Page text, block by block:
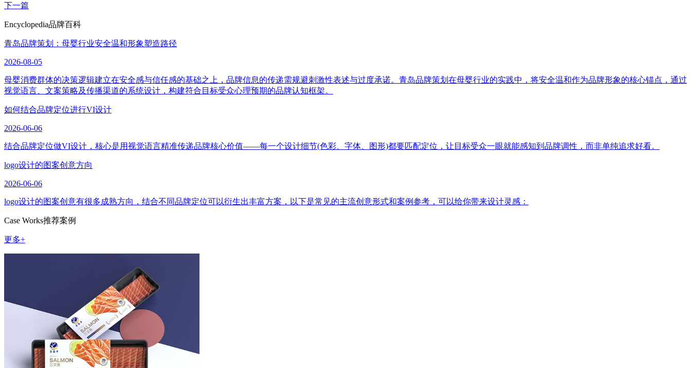
下一篇
Encyclopedia品牌百科
青岛品牌策划：母婴行业安全温和形象塑造路径
2026-08-05
母婴消费群体的决策逻辑建立在安全感与信任感的基础之上，品牌信息的传递需规避刺激性表述与过度承诺。青岛品牌策划在母婴行业的实践中，将安全温和作为品牌形象的核心锚点，通过
视觉语言、文案策略及传播渠道的系统设计，构建符合目标受众心理预期的品牌认知框架。
如何结合品牌定位进行VI设计
2026-06-06
结合品牌定位做VI设计，核心是用视觉语言精准传递品牌核心价值——每一个设计细节(色彩、字体、图形)都要匹配定位，让目标受众一眼就能感知到品牌调性，而非单纯追求好看。
logo设计的图案创意方向
2026-06-06
logo设计的图案创意有很多成熟方向，结合不同品牌定位可以衍生出丰富方案，以下是常见的主流创意形式和案例参考，可以给你带来设计灵感：
Case Works推荐案例
更多+